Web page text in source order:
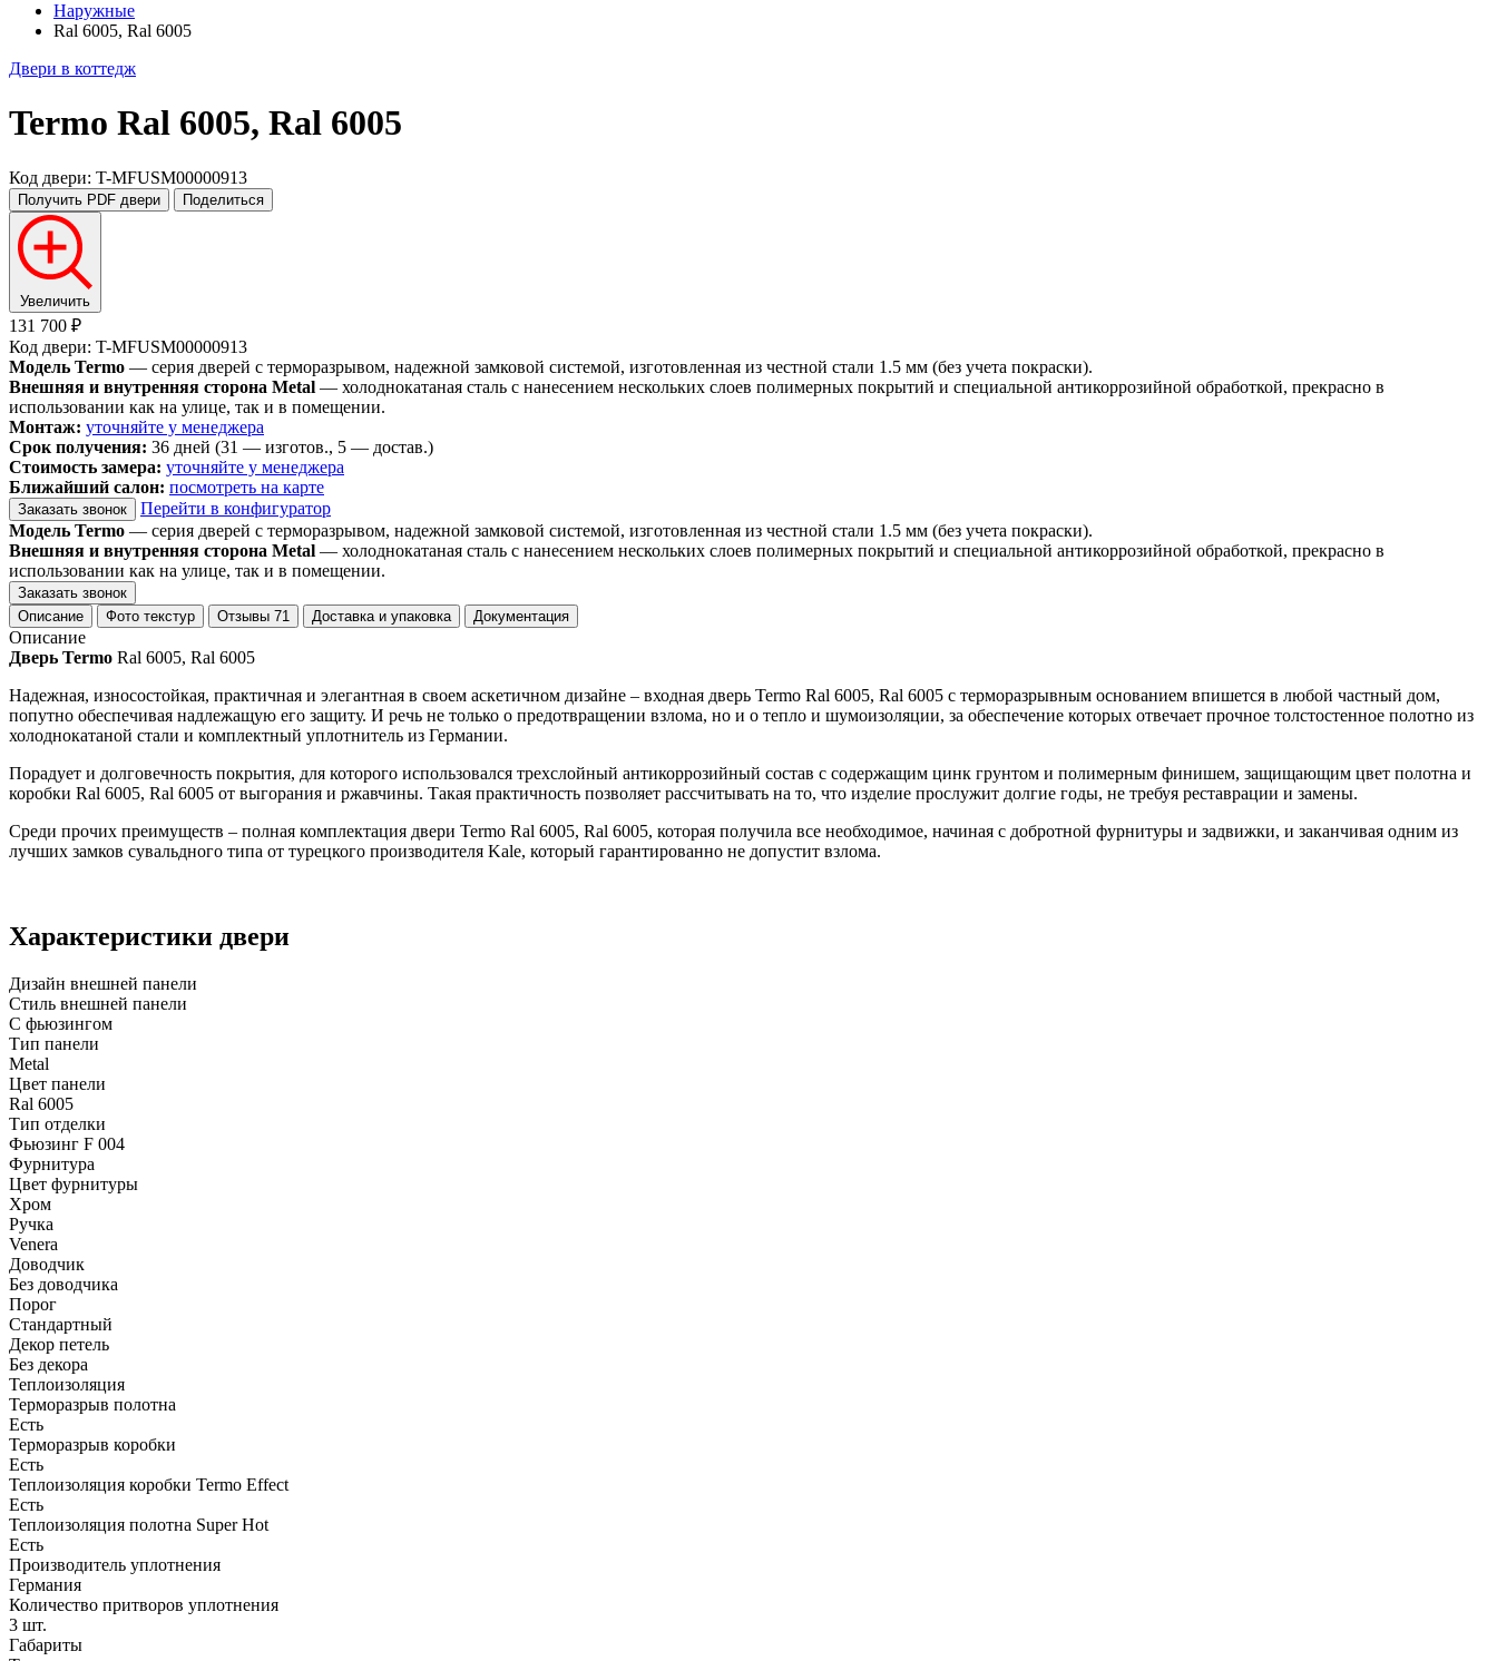
Наружные
Ral 6005, Ral 6005
Двери в коттедж
Termo Ral 6005, Ral 6005
Код двери: T-MFUSM00000913
Получить PDF двери Поделиться
Увеличить
131 700 ₽
Код двери: T-MFUSM00000913
Модель Termo — серия дверей с терморазрывом, надежной замковой системой, изготовленная из честной стали 1.5 мм (без учета покраски).
Внешняя и внутренняя сторона Metal — холоднокатаная сталь с нанесением нескольких слоев полимерных покрытий и специальной антикоррозийной обработкой, прекрасно в
использовании как на улице, так и в помещении.
Монтаж: уточняйте у менеджера
Срок получения: 36 дней (31 — изготов., 5 — достав.)
Стоимость замера: уточняйте у менеджера
Ближайший салон: посмотреть на карте
Заказать звонок
Перейти в конфигуратор
Модель Termo — серия дверей с терморазрывом, надежной замковой системой, изготовленная из честной стали 1.5 мм (без учета покраски).
Внешняя и внутренняя сторона Metal — холоднокатаная сталь с нанесением нескольких слоев полимерных покрытий и специальной антикоррозийной обработкой, прекрасно в
использовании как на улице, так и в помещении.
Заказать звонок
Описание
Фото текстур Отзывы 71 Доставка и упаковка Документация
Описание
Дверь Termo Ral 6005, Ral 6005
Надежная, износостойкая, практичная и элегантная в своем аскетичном дизайне – входная дверь Termo Ral 6005, Ral 6005 с терморазрывным основанием впишется в любой частный дом,
попутно обеспечивая надлежащую его защиту. И речь не только о предотвращении взлома, но и о тепло и шумоизоляции, за обеспечение которых отвечает прочное толстостенное полотно из
холоднокатаной стали и комплектный уплотнитель из Германии.
Порадует и долговечность покрытия, для которого использовался трехслойный антикоррозийный состав с содержащим цинк грунтом и полимерным финишем, защищающим цвет полотна и
коробки Ral 6005, Ral 6005 от выгорания и ржавчины. Такая практичность позволяет рассчитывать на то, что изделие прослужит долгие годы, не требуя реставрации и замены.
Среди прочих преимуществ – полная комплектация двери Termo Ral 6005, Ral 6005, которая получила все необходимое, начиная с добротной фурнитуры и задвижки, и заканчивая одним из
лучших замков сувальдного типа от турецкого производителя Kale, который гарантированно не допустит взлома.
Характеристики двери
Дизайн внешней панели
Стиль внешней панели
С фьюзингом
Тип панели
Metal
Цвет панели
Ral 6005
Тип отделки
Фьюзинг F 004
Фурнитура
Цвет фурнитуры
Хром
Ручка
Venera
Доводчик
Без доводчика
Порог
Стандартный
Декор петель
Без декора
Теплоизоляция
Терморазрыв полотна
Есть
Терморазрыв коробки
Есть
Теплоизоляция коробки Termo Effect
Есть
Теплоизоляция полотна Super Нot
Есть
Производитель уплотнения
Германия
Количество притворов уплотнения
3 шт.
Габариты